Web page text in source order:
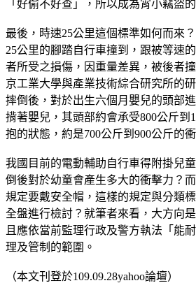
「好偷不好查」，所以成為宵小竊盜
最後，時速25公里這個標準如何而來
25公里的腳踏自行車撞到，跟被等速
者所受之損傷，因重量差異，被後者
京工業大學與產業技術綜合研究所的
摔倒後，對於出生六個月嬰兒的頭部
揹著嬰兒，其頭部約會承受800公斤到
抱的狀態，約是700公斤到900公斤的衝
我國目前的電動輔助自行車得附掛兒
倒後對於幼童會產生多大的衝擊力？
規定要戴安全帽，這樣的規定與分類
全盤進行檢討？就筆者來看，大方向
且應依當前監理行政及警方執法「能
理及管制的範圍。
（本文刊登於109.09.28yahoo論壇）